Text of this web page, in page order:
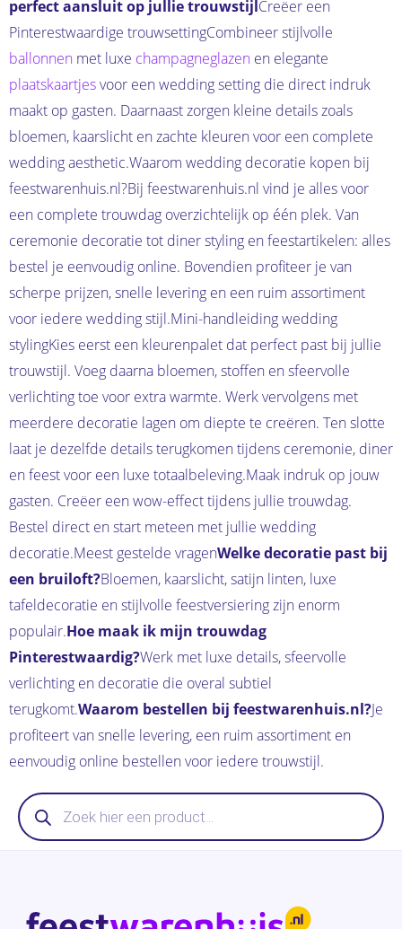
perfect aansluit op jullie trouwstijl Creëer een
Pinterestwaardige trouwsettingCombineer stijlvolle
ballonnen met luxe champagneglazen en elegante
plaatskaartjesvoor een wedding setting die direct indruk
maakt op gasten. Daarnaast zorgen kleine details zoals
bloemen, kaarslicht en zachte kleuren voor een complete
wedding aesthetic.Waarom wedding decoratie kopen bij
feestwarenhuis.nl?Bij feestwarenhuis.nl vind je alles voor
een complete trouwdag overzichtelijk op één plek. Van
ceremonie decoratie tot diner styling en feestartikelen: alles
bestel je eenvoudig online. Bovendien profiteer je van
scherpe prijzen, snelle levering en een ruim assortiment
voor iedere wedding stijl.Mini-handleiding wedding
stylingKies eerst een kleurenpalet dat perfect past bij jullie
trouwstijl. Voeg daarna bloemen, stoffen en sfeervolle
verlichting toe voor extra warmte. Werk vervolgens met
meerdere decoratie lagen om diepte te creëren. Ten slotte
laat je dezelfde details terugkomen tijdens ceremonie, diner
en feest voor een luxe totaalbeleving.Maak indruk op jouw
gasten. Creëer een wow-effect tijdens jullie trouwdag.
Bestel direct en start meteen met jullie wedding
decoratie.Meest gestelde vragenWelke decoratie past bij
een bruiloft?Bloemen, kaarslicht, satijn linten, luxe
tafeldecoratie en stijlvolle feestversiering zijn enorm
populair.Hoe maak ik mijn trouwdag
Pinterestwaardig?Werk met luxe details, sfeervolle
verlichting en decoratie die overal subtiel
terugkomt.Waarom bestellen bij feestwarenhuis.nl?Je
profiteert van snelle levering, een ruim assortiment en
eenvoudig online bestellen voor iedere trouwstijl.
Producten
zoeken